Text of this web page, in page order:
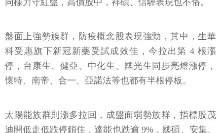
同樣力守紅盤，高價股中，祥碩、信驊表現也不俗。
盤面上強勢族群，防疫概念股表現強勁，其中，生華
科受惠旗下新冠新藥受試成效佳，今拉出第 4 根漲
停，台康生、健亞、中化生、國光生同步亮燈漲停，
懷特、南帝、合一、亞諾法等也都有半根停板。
太陽能族群則漲多拉回，成盤面弱勢族群，指標股茂
迪開低走低跌停鎖住，達能也跌逾 9%，國碩、安集、